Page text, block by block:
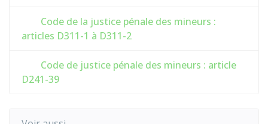
Code de la justice pénale des mineurs :
articles D311-1 à D311-2
Code de justice pénale des mineurs : article
D241-39